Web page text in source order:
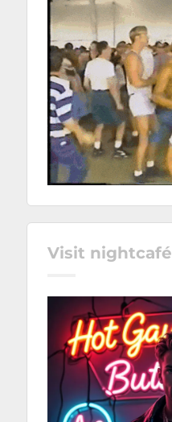
Visit nightcafé